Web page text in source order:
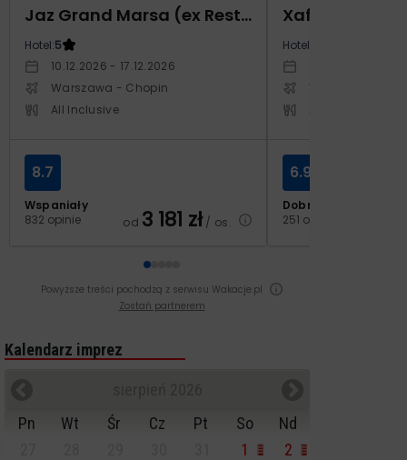
Jaz Grand Marsa (ex Resta Grand Resort)
Hotel:5
10.12.2026 - 17.12.2026
Warszawa - Chopin
All Inclusive
Wspaniały
832 opinie
8.7
od 3 181 zł/ os.
Xafira Deluxe
Hotel:
Warszawa -
Dobry
251 opinii
6.9
Powyższe treści pochodzą z serwisu Wakacje.pl
Zostań partnerem
Kalendarz imprez
Pn
Wt Śr Cz Pt So
Nd
1
2